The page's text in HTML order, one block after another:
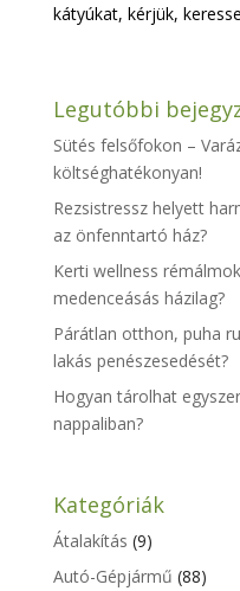
kátyúkat, kérjük,
Legutóbbi
Sütés felsőfokon –
költséghatékonyan!
Rezsistressz helyett
az önfenntartó ház?
Kerti wellness
medenceásás házilag?
Párátlan otthon, puha
lakás penészesedését?
Hogyan tárolhat
nappaliban?
Kategóriák
Átalakítás (9)
Autó-Gépjármű (88)